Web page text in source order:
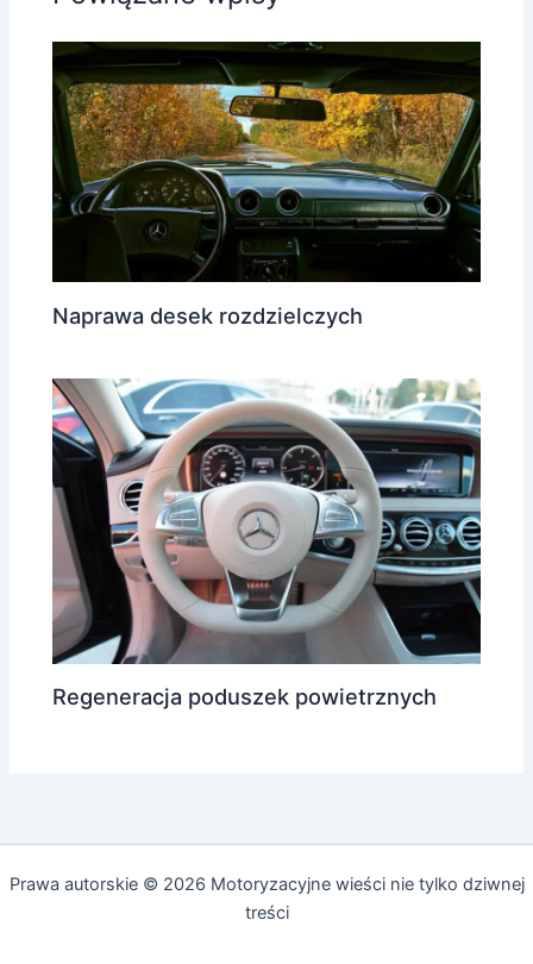
Naprawa desek rozdzielczych
Regeneracja poduszek powietrznych
Prawa autorskie © 2026 Motoryzacyjne wieści nie tylko dziwnej
treści